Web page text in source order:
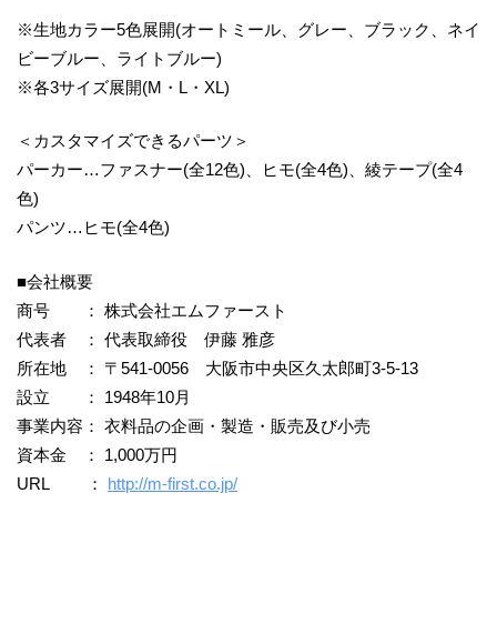
※生地カラー5色展開(オートミール、グレー、ブラック、ネイ
ビーブルー、ライトブルー)
※各3サイズ展開(M・L・XL)
＜カスタマイズできるパーツ＞
パーカー…ファスナー(全12色)、ヒモ(全4色)、綾テープ(全4
色)
パンツ…ヒモ(全4色)
■会社概要
商号 ： 株式会社エムファースト
代表者 ： 代表取締役 伊藤 雅彦
所在地 ： 〒541-0056 大阪市中央区久太郎町3-5-13
設立 ： 1948年10月
事業内容： 衣料品の企画・製造・販売及び小売
資本金 ： 1,000万円
URL ： http://m-first.co.jp/